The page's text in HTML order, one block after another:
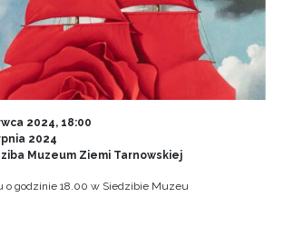
2024, 18:00
2024
Muzeum Ziemi Tarnowskiej
o godzinie 18.00 w Siedzibie Muzeu